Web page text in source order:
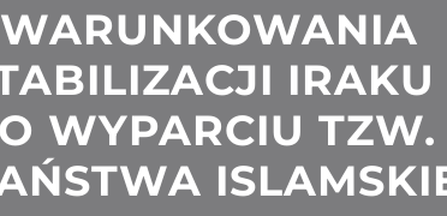
IRAKU
WYPARCIU TZW.